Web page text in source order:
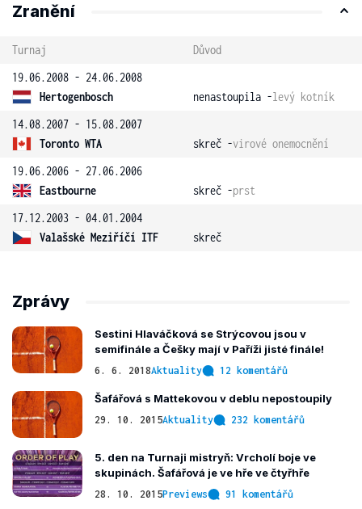
Zranění
Turnaj
Důvod
19.06.2008 - 24.06.2008
Hertogenbosch
nenastoupila -levý kotník
14.08.2007 - 15.08.2007
Toronto WTA
skreč -virové onemocnění
19.06.2006 - 27.06.2006
Eastbourne
skreč -prst
17.12.2003 - 04.01.2004
Valašské Meziříčí ITF
skreč
Zprávy
Sestini Hlaváčková se Strýcovou jsou v
semifinále a Češky mají v Paříži jisté finále!
6. 6. 2018Aktuality 12 komentářů
Šafářová s Mattekovou v deblu nepostoupily
29. 10. 2015Aktuality 232 komentářů
5. den na Turnaji mistryň: Vrcholí boje ve
skupinách. Šafářová je ve hře ve čtyřhře
28. 10. 2015Previews 91 komentářů